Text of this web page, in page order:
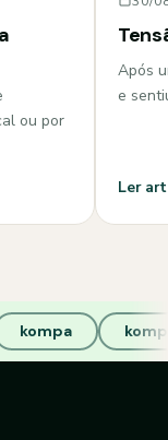
ou por
Após
e
Ler
kompa